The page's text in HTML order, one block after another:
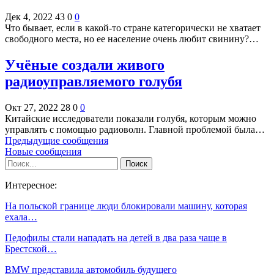
Дек 4, 2022 43 0 0
Что бывает, если в какой-то стране категорически не хватает
свободного места, но ее население очень любит свинину?…
Учёные создали живого
радиоуправляемого голубя
Окт 27, 2022 28 0 0
Китайские исследователи показали голубя, которым можно
управлять с помощью радиоволн. Главной проблемой была…
Предыдущие сообщения
Новые сообщения
Интересное:
На польской границе люди блокировали машину, которая
ехала…
Педофилы стали нападать на детей в два раза чаще в
Брестской…
BMW представила автомобиль будущего